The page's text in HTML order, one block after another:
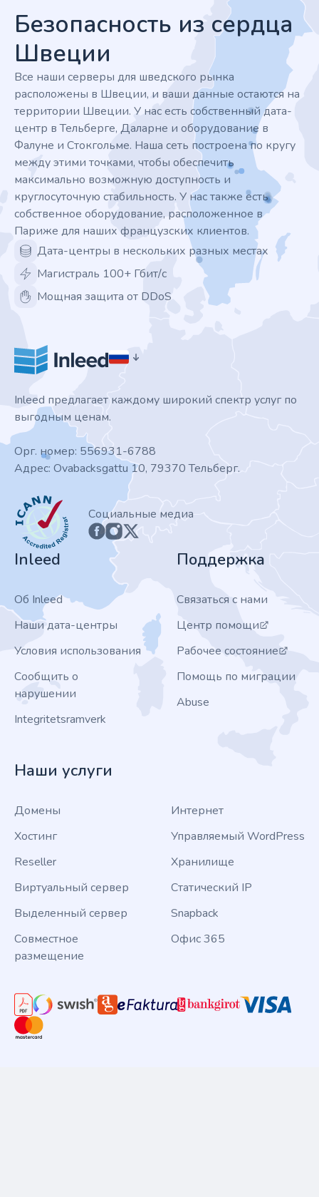
Безопасность из сердца
Швеции
Все наши серверы для шведского рынка
расположены в Швеции, и ваши данные остаются на
территории Швеции. У нас есть собственный дата-
центр в Тельберге, Даларне и оборудование в
Фалуне и Стокгольме. Наша сеть построена по кругу
между этими точками, чтобы обеспечить
максимально возможную доступность и
круглосуточную стабильность. У нас также есть
собственное оборудование, расположенное в
Париже для наших французских клиентов.
Дата-центры в нескольких разных местах
Магистраль 100+ Гбит/с
Мощная защита от DDoS
Inleed предлагает каждому широкий спектр услуг по
выгодным ценам.
Орг. номер: 556931-6788
Адрес: Ovabacksgattu 10, 79370 Тельберг.
ICANN
Социальные медиа
Inleed
Об Inleed
Наши дата-центры
Условия использования
Сообщить о
нарушении
Integritetsramverk
Поддержка
Связаться с нами
Центр помощи
Рабочее состояние
Помощь по миграции
Abuse
Наши услуги
Домены
Хостинг
Reseller
Виртуальный сервер
Выделенный сервер
Совместное
размещение
Интернет
Управляемый WordPress
Хранилище
Статический IP
Snapback
Офис 365